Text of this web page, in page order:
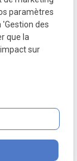
phone
paramètres
des
que la
sur